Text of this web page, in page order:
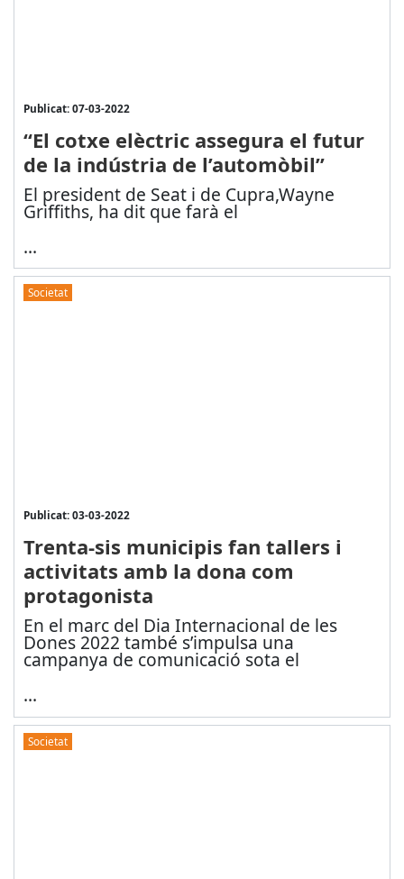
Publicat: 07-03-2022
“El cotxe elèctric assegura el futur
de la indústria de l’automòbil”
El president de Seat i de Cupra,Wayne
Griffiths, ha dit que farà el
...
Societat
Publicat: 03-03-2022
Trenta-sis municipis fan tallers i
activitats amb la dona com
protagonista
En el marc del Dia Internacional de les
Dones 2022 també s’impulsa una
campanya de comunicació sota el
...
Societat